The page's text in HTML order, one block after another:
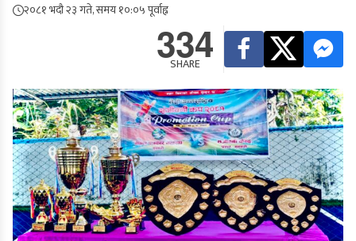
२०८१ भदौ २३ गते, समय १०:०५ पूर्वाह्न
334
SHARE